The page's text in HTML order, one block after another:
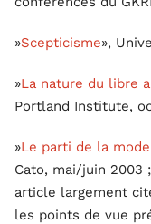
»Scepticisme»,
»La nature du libre
Portland Institute,
»Le parti de la
Cato, mai/juin 2003
article largement
les points de vue